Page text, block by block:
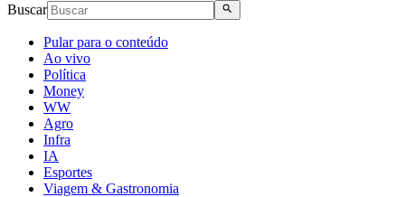
Buscar
Pular para o conteúdo
Ao vivo
Política
Money
WW
Agro
Infra
IA
Esportes
Viagem & Gastronomia